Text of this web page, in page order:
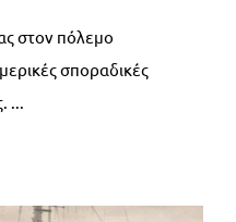
στον πόλεμο
σποραδικές
...